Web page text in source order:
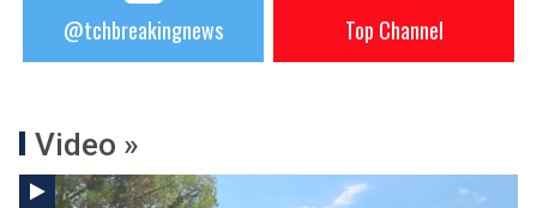
@tchbreakingnews Top Channel
Video »